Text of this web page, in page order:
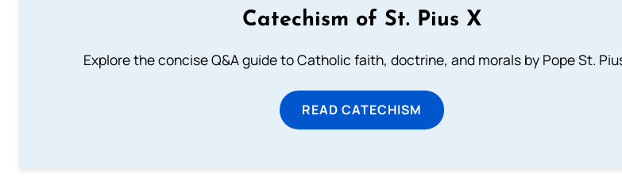
Catechism of St. Pius X
Explore the concise Q&A guide to Catholic faith, doctrine, and morals by Pope St.
READ CATECHISM